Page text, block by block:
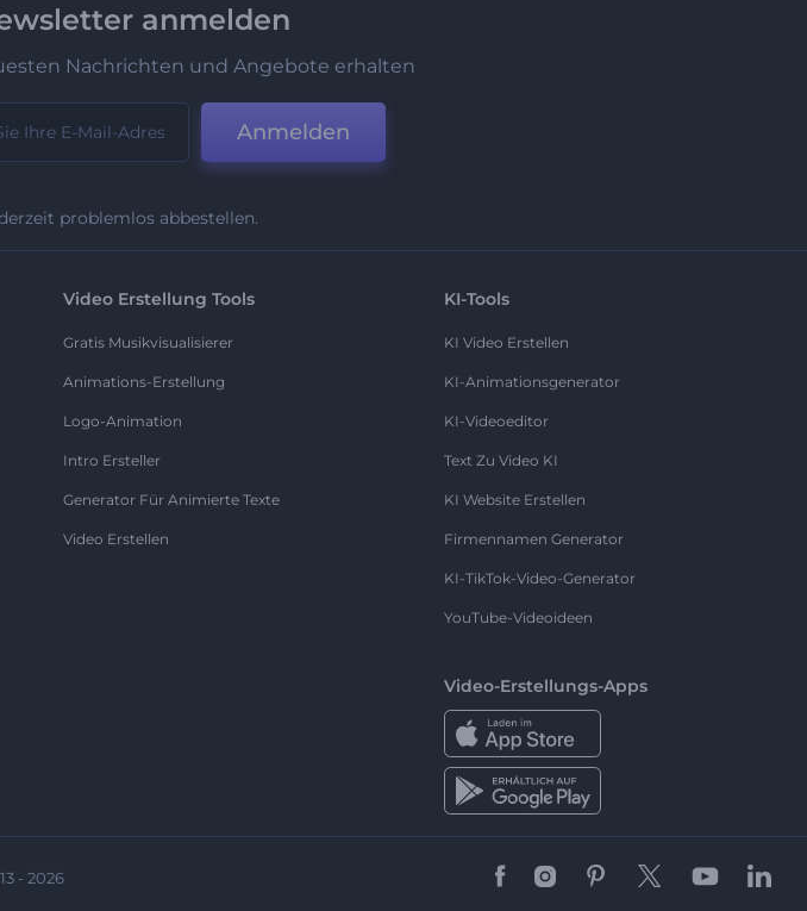
anmelden
Nachrichten und Angebote erhalten
Anmelden
problemlos abbestellen.
Video Erstellung Tools
Gratis Musikvisualisierer
Animations-Erstellung
Logo-Animation
Intro Ersteller
Generator Für Animierte Texte
Video Erstellen
KI-Tools
KI Video Erstellen
KI-Animationsgenerator
KI-Videoeditor
Text Zu Video KI
KI Website Erstellen
Firmennamen Generator
KI-TikTok-Video-Generator
YouTube-Videoideen
Video-Erstellungs-Apps
- 2026